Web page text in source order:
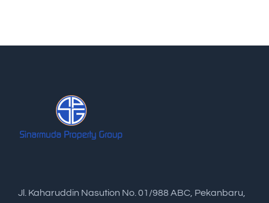
Jl. Kaharuddin Nasution No. 01/988 ABC, Pekanbaru,